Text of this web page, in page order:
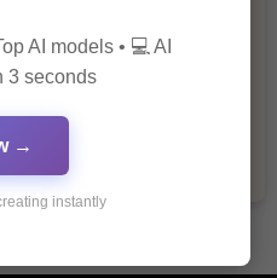
and Mothers
AI models • 💻 AI
3 seconds
→
instantly